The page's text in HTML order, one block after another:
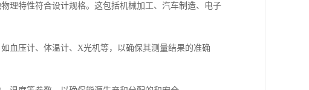
理特性符合设计规格。这包括机械加工、汽车制造、电子
血压计、体温计、X光机等，以确保其测量结果的准确